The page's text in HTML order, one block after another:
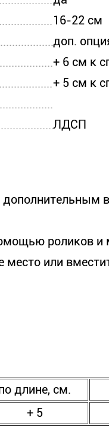
16-22 см
доп.
+ 6 см к
+ 5 см к
ЛДСП
роликов и
место или
длине, см.
+ 5